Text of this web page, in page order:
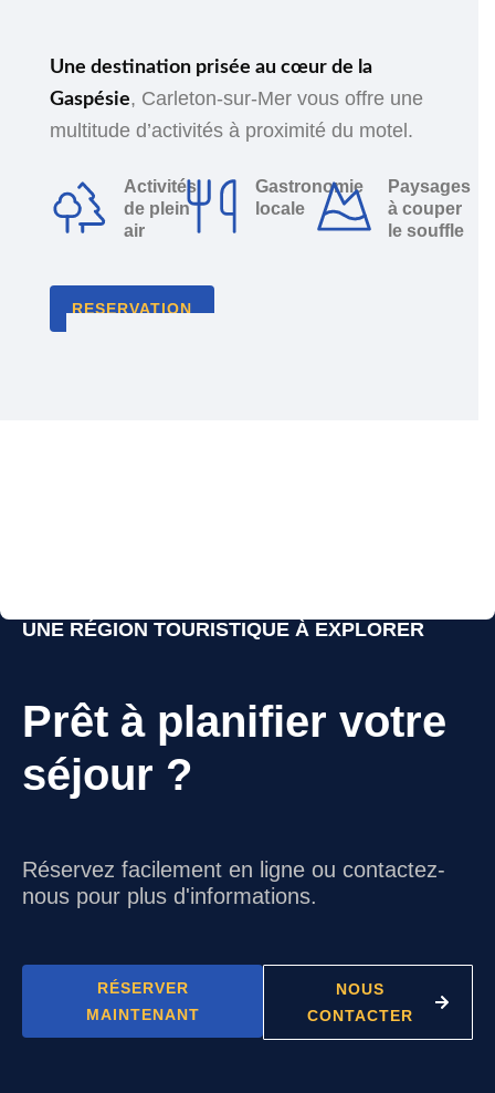
Une destination prisée au cœur de la
Gaspésie, Carleton-sur-Mer vous offre une
multitude d’activités à proximité du motel.
Activités
de plein
air
Gastronomie
locale
Paysages
à couper
le souffle
RESERVATION
UNE RÉGION TOURISTIQUE À EXPLORER
Prêt à planifier votre
séjour ?
Réservez facilement en ligne ou contactez-
nous pour plus d'informations.
RÉSERVER
MAINTENANT
NOUS
CONTACTER